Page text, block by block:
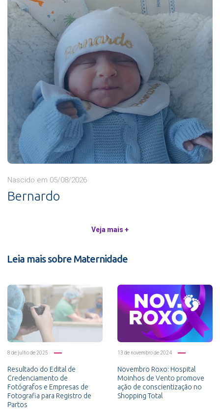
Nascido em 05/08/2026
Bernardo
Veja mais +
Leia mais sobre Maternidade
8 de julho de 2025
Resultado do Edital de
Credenciamento de
Fotógrafos e Empresas de
Fotografia para Registro de
Partos
13 de novembro de 2024
Novembro Roxo: Hospital
Moinhos de Vento promove
ação de conscientização no
Shopping Total